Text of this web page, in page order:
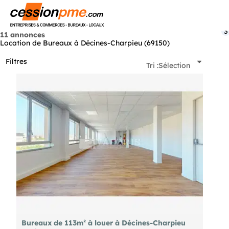
11 annonces
Location de Bureaux à Décines-Charpieu (69150)
Filtres
3
Tri :Sélection
Bureaux de 113m² à louer à Décines-Charpieu